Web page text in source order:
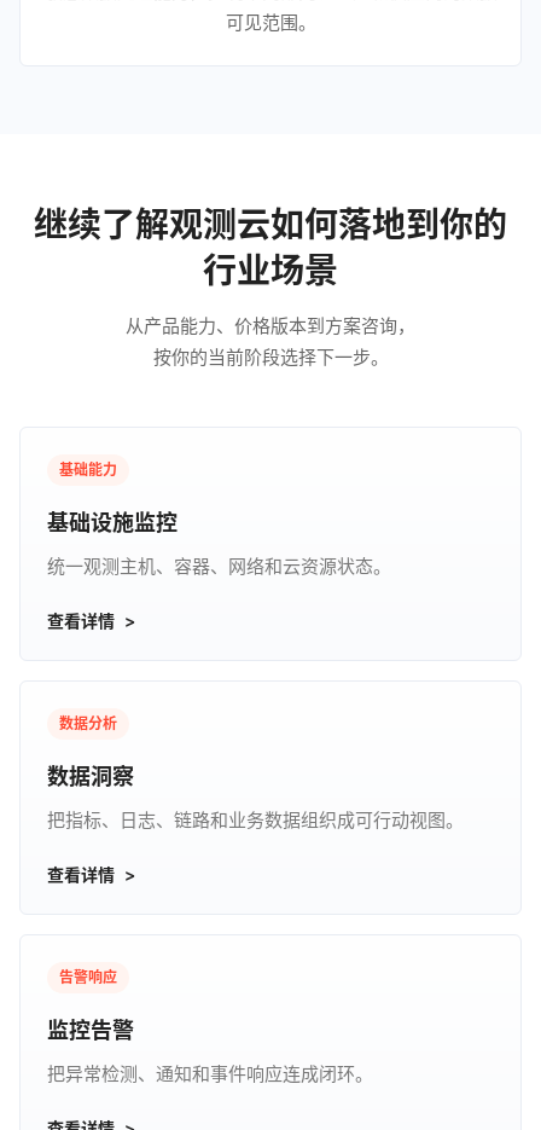
可见范围。
继续了解观测云如何落地到你的
行业场景
从产品能力、价格版本到方案咨询，
按你的当前阶段选择下一步。
基础能力
基础设施监控
统一观测主机、容器、网络和云资源状态。
查看详情
数据分析
数据洞察
把指标、日志、链路和业务数据组织成可行动视图。
查看详情
告警响应
监控告警
把异常检测、通知和事件响应连成闭环。